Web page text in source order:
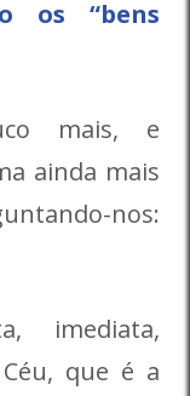
os “bens
mais, e
ainda mais
nos:
imediata,
que é a